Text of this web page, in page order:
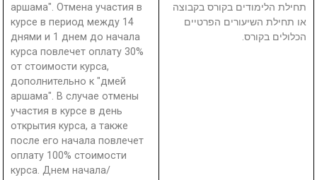
аршама". Отмена участия в
курсе в период между 14
днями и 1 днем до начала
курса повлечет оплату 30%
от стоимости курса,
дополнительно к "дмей
аршама". В случае отмены
участия в курсе в день
открытия курса, а также
после его начала повлечет
оплату 100% стоимости
курса. Днем начала/
תחילת הלימודים בקורס בקבוצה
או תחילת השיעורים הפרטיים
הכלולים בקורס.